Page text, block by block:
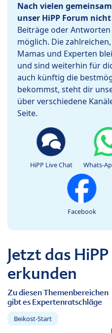
Nach vielen
unser HiPP Forum
Beiträge oder
möglich. Die
Mamas und Experten
und sind weiterhin für
auch künftig die
bekommst, steht dir
über verschiedene
Seite.
HiPP Live Chat Whats-
Facebook
Jetzt das
erkunden
Zu diesen Themenbereichen
gibt es Expertenratschläge
Beikost-Start